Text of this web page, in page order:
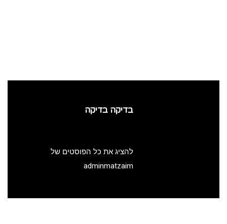
בדיקה בדיקה
להציג את כל הפוסטים של
adminmatzaim